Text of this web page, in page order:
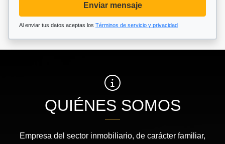
Enviar mensaje
Al enviar tus datos aceptas los Términos de servicio y privacidad
QUIÉNES SOMOS
Empresa del sector inmobiliario, de carácter familiar,